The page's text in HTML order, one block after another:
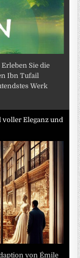
Sie die
Ibn Tufail
Werk
voller Eleganz und
von Émile